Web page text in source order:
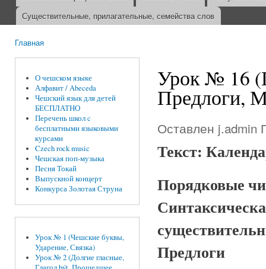
Существительные, прилагательные, семейства слов
Главная
О чешском языке
Алфавит / Abeceda
Чешский язык для детей
БЕСПЛАТНО
Перечень школ c
бесплатными языковыми
курсами
Czech rock music
Чешская поп-музыка
Песня Токай
Выпускной концерт
Конкурса Золотая Струна
Урок № 1 (Чешские буквы,
Ударение, Связка)
Урок № 2 (Долгие гласные,
Урок № 16
Предлоги,
Оставлен j.admin
Текст:
Порядковые
Предлоги